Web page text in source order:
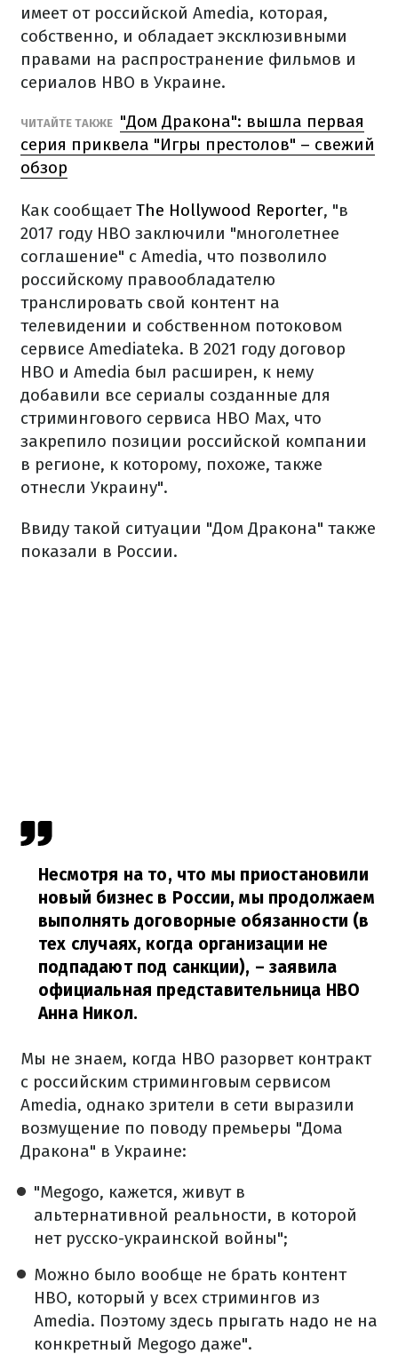
имеет от российской Amedia, которая,
собственно, и обладает эксклюзивными
правами на распространение фильмов и
сериалов HBO в Украине.
ЧИТАЙТЕ ТАКЖЕ "Дом Дракона": вышла первая
серия приквела "Игры престолов" – свежий
обзор
Как сообщаетThe Hollywood Reporter, "в
2017 году HBO заключили "многолетнее
соглашение" с Amedia, что позволило
российскому правообладателю
транслировать свой контент на
телевидении и собственном потоковом
сервисе Amediateka. В 2021 году договор
HBO и Amedia был расширен, к нему
добавили все сериалы созданные для
стримингового сервиса HBO Max, что
закрепило позиции российской компании
в регионе, к которому, похоже, также
отнесли Украину".
Ввиду такой ситуации "Дом Дракона" также
показали в России.
Несмотря на то, что мы приостановили
новый бизнес в России, мы продолжаем
выполнять договорные обязанности (в
тех случаях, когда организации не
подпадают под санкции), – заявила
официальная представительница HBO
Анна Никол.
Мы не знаем, когда HBO разорвет контракт
с российским стриминговым сервисом
Amedia, однако зрители в сети выразили
возмущение по поводу премьеры "Дома
Дракона" в Украине:
"Megogo, кажется, живут в
альтернативной реальности, в которой
нет русско-украинской войны";
Можно было вообще не брать контент
HBO, который у всех стримингов из
Amedia. Поэтому здесь прыгать надо не на
конкретный Megogo даже".